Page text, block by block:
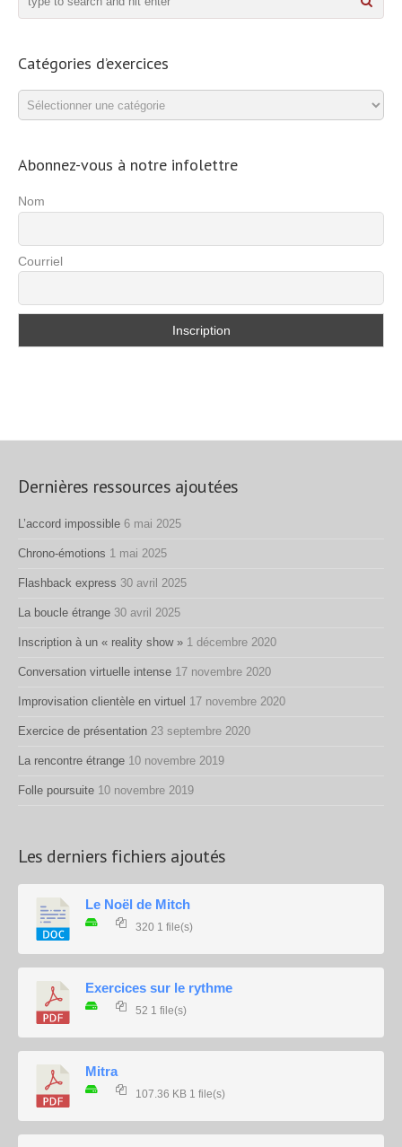
Catégories d’exercices
Catégories
d’exercices
Abonnez-vous à notre infolettre
Nom
Courriel
Dernières ressources ajoutées
L’accord impossible 6 mai 2025
Chrono-émotions 1 mai 2025
Flashback express 30 avril 2025
La boucle étrange 30 avril 2025
Inscription à un « reality show » 1 décembre 2020
Conversation virtuelle intense 17 novembre 2020
Improvisation clientèle en virtuel 17 novembre 2020
Exercice de présentation 23 septembre 2020
La rencontre étrange 10 novembre 2019
Folle poursuite 10 novembre 2019
Les derniers fichiers ajoutés
Le Noël de Mitch
320 1 file(s)
Exercices sur le rythme
52 1 file(s)
Mitra
107.36 KB 1 file(s)